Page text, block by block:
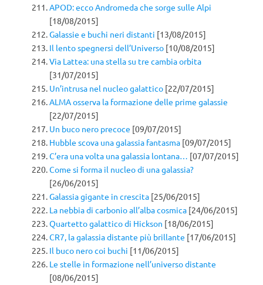
APOD: ecco Andromeda che sorge sulle Alpi
[18/08/2015]
Galassie e buchi neri distanti [13/08/2015]
Il lento spegnersi dell’Universo [10/08/2015]
Via Lattea: una stella su tre cambia orbita
[31/07/2015]
Un’intrusa nel nucleo galattico [22/07/2015]
ALMA osserva la formazione delle prime galassie
[22/07/2015]
Un buco nero precoce [09/07/2015]
Hubble scova una galassia fantasma [09/07/2015]
C’era una volta una galassia lontana… [07/07/2015]
Come si forma il nucleo di una galassia?
[26/06/2015]
Galassia gigante in crescita [25/06/2015]
La nebbia di carbonio all’alba cosmica [24/06/2015]
Quartetto galattico di Hickson [18/06/2015]
CR7, la galassia distante più brillante [17/06/2015]
Il buco nero coi buchi [11/06/2015]
Le stelle in formazione nell’universo distante
[08/06/2015]